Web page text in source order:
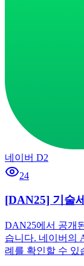
네이버 D2
24
[DAN25] 기술
DAN25에서 공개
습니다. 네이버의
례를 확인할 수 있